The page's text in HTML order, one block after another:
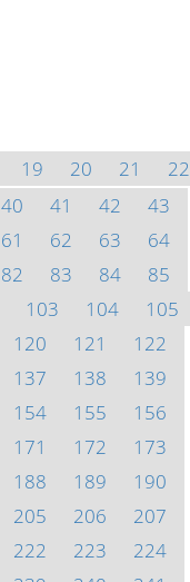
19 20 21
22
40 41 42
43
61 62 63
64
82 83 84
85
103 104
105
120 121
122
137 138
139
154 155
156
171 172
173
188 189
190
205 206
207
222 223
224